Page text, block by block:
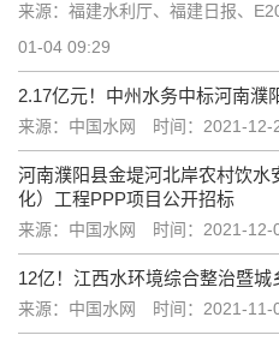
来源：福建水利厅、福建日报、
01-04 09:29
2.17亿元！中州水务中标河南濮
来源：中国水网 时间：2021-12-
河南濮阳县金堤河北岸农村饮
化）工程PPP项目公开招标
来源：中国水网 时间：2021-12-
12亿！江西水环境综合整治暨
来源：中国水网 时间：2021-11-